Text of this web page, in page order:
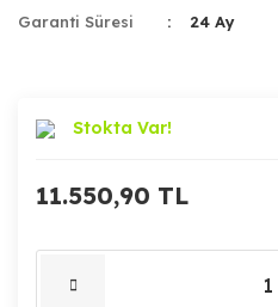
Garanti Süresi
24 Ay
Stokta Var!
11.550,90 TL